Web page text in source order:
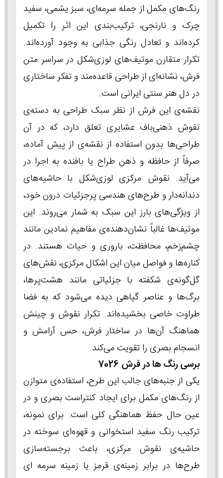
رنگ‌های مکمل از جمله سرمه‌ای، سبز یشمی، سفید
چرک و نارنجی، ترکیب‌بندی این اثر را تکمیل
کرده‌اند و تعادل رنگی جذابی به وجود آورده‌اند.
تکرار متقارن موتیف‌های لوزی‌شکل در سراسر متن
فرش، نشانه‌ای از طراحی قاعده‌مند و تفکر ساختاری
در دل هنر سنتی ایرانی است.
نقشه‌ی این فرش از نظر سبک طراحی به دسته‌ی
نقوش ذهنی‌باف عشایری تعلق دارد، که در آن
طراحی‌ها بدون استفاده از نقشه‌ی از پیش آماده،
صرفاً از حافظه و ذهن طراح یا بافنده به اجرا در
می‌آید. نقوش مرکزی لوزی‌شکل با حاشیه‌های
دندانه‌دار و طرح‌های هندسی پرجزئیات درون خود،
از ویژگی‌های بارز این سبک به شمار می‌روند. این
موتیف‌ها غالباً نشان‌دهنده‌ی مفاهیم نمادین مانند
چشم‌زخم، محافظت، باروری و حیات هستند. در
کناره‌ها و فواصل میان این اشکال مرکزی، نقش‌های
گل‌گونه‌ی شکفته با جزئیاتی مانند هشت‌پرها،
برگ‌ها و عناصر گیاهی دیده می‌شود که به فضا
طراوت خاصی بخشیده‌اند. تکرار نقوش و چینش
هماهنگ آن‌ها در ساختار فرش، حس آرامش و
انسجام بصری را تقویت می‌کند.
برسی رنگ ها در فرش 7026
یکی از جنبه‌های جالب این طرح، استفاده‌ی متوازن
از رنگ‌های مکمل برای ایجاد کنتراست بصری و در
عین حال حفظ هماهنگی کلی است. برای نمونه،
ترکیب رنگ سفید استخوانی و قهوه‌ای سوخته در
حاشیه‌ی نقوش مرکزی، باعث برجسته‌سازی
طرح‌ها در برابر زمینه‌ی قرمز یا زمینه سرمه ای